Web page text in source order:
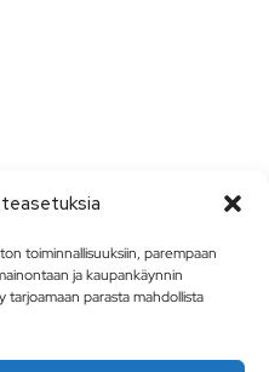
toiminnallisuuksiin, parempaan
ja kaupankäynnin
parasta mahdollista